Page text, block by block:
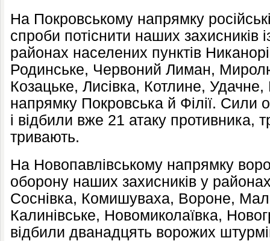
На Покровському напрямку
спроби потіснити наших захисників
районах населених пунктів
Родинське, Червоний Лиман,
Козацьке, Лисівка, Котлине,
напрямку Покровська й Філії. Сили
і відбили вже 21 атаку противника,
тривають.
На Новопавлівському напрямку
оборону наших захисників у
Соснівка, Комишуваха, Вороне,
Калинівське, Новомиколаївка,
відбили дванадцять ворожих